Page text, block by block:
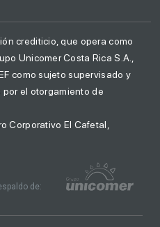
crediticio, que opera como
Unicomer Costa Rica S.A.,
como sujeto supervisado y
el otorgamiento de
Corporativo El Cafetal,
de: